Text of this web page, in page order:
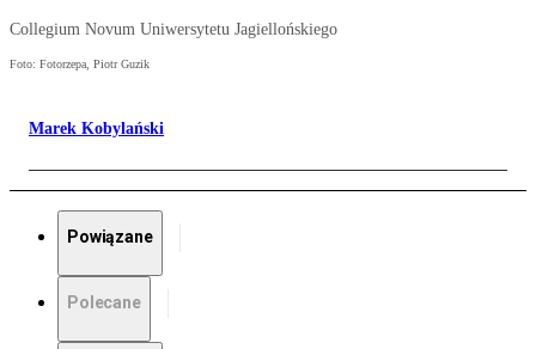
Collegium Novum Uniwersytetu Jagiellońskiego
Foto: Fotorzepa, Piotr Guzik
Marek Kobylański
Powiązane
Polecane